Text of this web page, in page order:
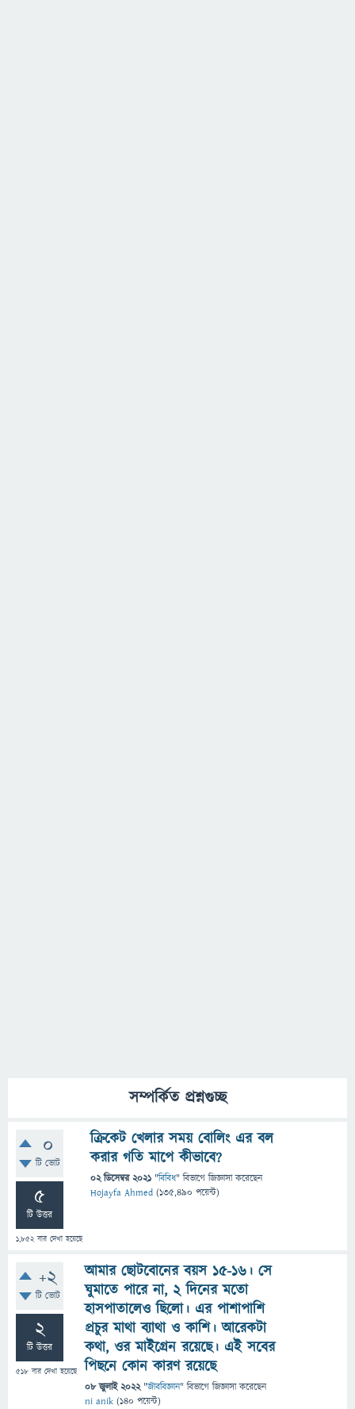
সম্পর্কিত প্রশ্নগুচ্ছ
0
টি ভোট
5
টি উত্তর
1,852বার দেখা হয়েছে
ক্রিকেট খেলার সময় বোলিং এর বল
করার গতি মাপে কীভাবে?
02 ডিসেম্বর 2021 "বিবিধ" বিভাগে জিজ্ঞাসাকরেছেন
Hojayfa Ahmed (135,490 পয়েন্ট)
+2
টি ভোট
2
টি উত্তর
518 বার দেখা হয়েছে
আমার ছোটবোনের বয়স ১৫-১৬। সে
ঘুমাতে পারে না, ২ দিনের মতো
হাসপাতালেও ছিলো। এর পাশাপাশি
প্রচুর মাথা ব্যাথা ও কাশি। আরেকটা
কথা, ওর মাইগ্রেন রয়েছে। এই সবের
পিছনে কোন কারণ রয়েছে
08 জুলাই 2022 "জীববিজ্ঞান" বিভাগে জিজ্ঞাসাকরেছেন
ni anik (140 পয়েন্ট)